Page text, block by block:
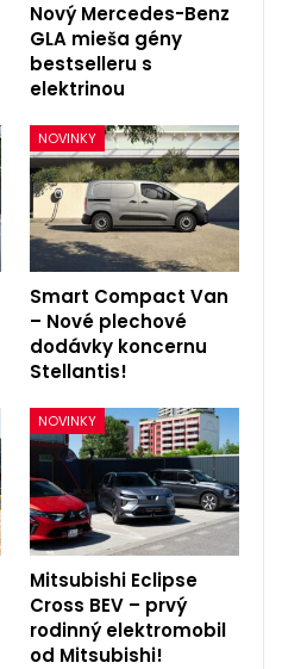
Nový Mercedes-Benz
GLA mieša gény
bestselleru s
elektrinou
NOVINKY
Smart Compact Van
– Nové plechové
dodávky koncernu
Stellantis!
NOVINKY
Mitsubishi Eclipse
Cross BEV – prvý
rodinný elektromobil
od Mitsubishi!